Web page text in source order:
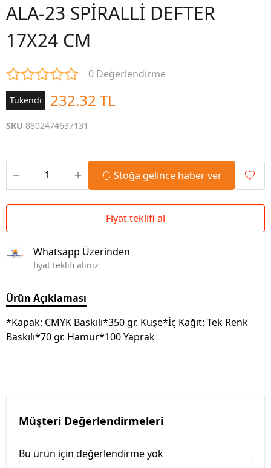
ALA-23 SPİRALLİ DEFTER
17X24 CM
0 Değerlendirme
Tükendi 232.32 TL
SKU 8802474637131
Stoğa gelince haber ver
Fiyat teklifi al
Whatsapp Üzerinden
fiyat teklifi alınız
Ürün Açıklaması
*Kapak: CMYK Baskılı*350 gr. Kuşe*İç Kağıt: Tek Renk
Baskılı*70 gr. Hamur*100 Yaprak
Müşteri Değerlendirmeleri
Bu ürün için değerlendirme yok